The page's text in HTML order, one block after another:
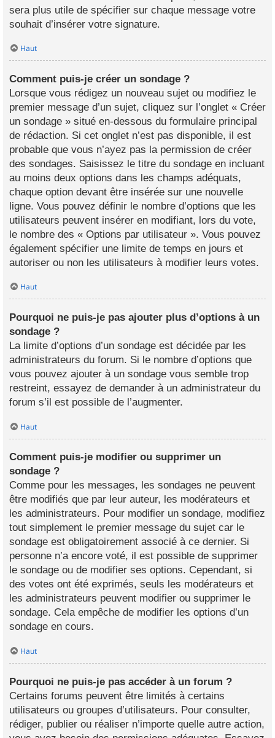
sera plus utile de spécifier sur chaque message votre
souhait d’insérer votre signature.
Haut
Comment puis-je créer un sondage ?
Lorsque vous rédigez un nouveau sujet ou modifiez le
premier message d’un sujet, cliquez sur l’onglet « Créer
un sondage » situé en-dessous du formulaire principal
de rédaction. Si cet onglet n’est pas disponible, il est
probable que vous n’ayez pas la permission de créer
des sondages. Saisissez le titre du sondage en incluant
au moins deux options dans les champs adéquats,
chaque option devant être insérée sur une nouvelle
ligne. Vous pouvez définir le nombre d’options que les
utilisateurs peuvent insérer en modifiant, lors du vote,
le nombre des « Options par utilisateur ». Vous pouvez
également spécifier une limite de temps en jours et
autoriser ou non les utilisateurs à modifier leurs votes.
Haut
Pourquoi ne puis-je pas ajouter plus d’options à un
sondage ?
La limite d’options d’un sondage est décidée par les
administrateurs du forum. Si le nombre d’options que
vous pouvez ajouter à un sondage vous semble trop
restreint, essayez de demander à un administrateur du
forum s’il est possible de l’augmenter.
Haut
Comment puis-je modifier ou supprimer un
sondage ?
Comme pour les messages, les sondages ne peuvent
être modifiés que par leur auteur, les modérateurs et
les administrateurs. Pour modifier un sondage, modifiez
tout simplement le premier message du sujet car le
sondage est obligatoirement associé à ce dernier. Si
personne n’a encore voté, il est possible de supprimer
le sondage ou de modifier ses options. Cependant, si
des votes ont été exprimés, seuls les modérateurs et
les administrateurs peuvent modifier ou supprimer le
sondage. Cela empêche de modifier les options d’un
sondage en cours.
Haut
Pourquoi ne puis-je pas accéder à un forum ?
Certains forums peuvent être limités à certains
utilisateurs ou groupes d’utilisateurs. Pour consulter,
rédiger, publier ou réaliser n’importe quelle autre action,